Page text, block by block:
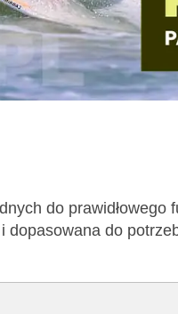
do prawidłowego
do